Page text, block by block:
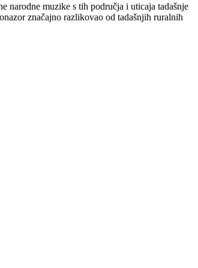
narodne muzike s tih područja i uticaja tadašnje
značajno razlikovao od tadašnjih ruralnih